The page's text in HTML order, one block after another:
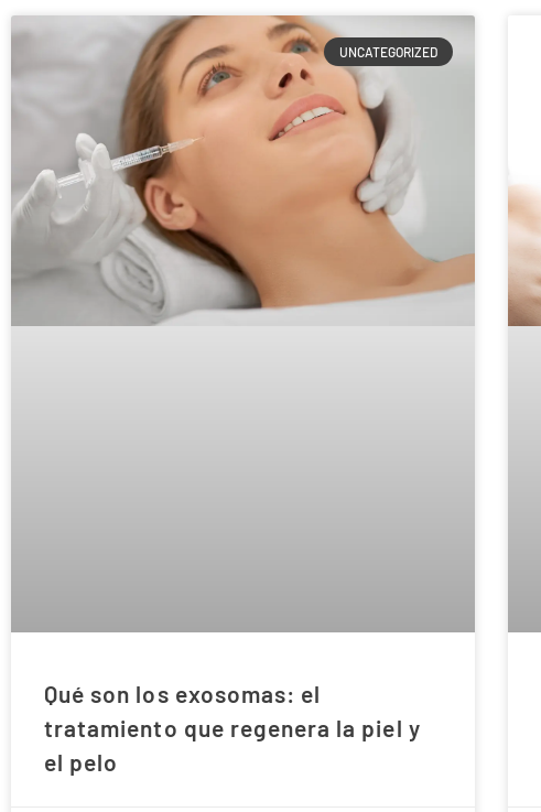
UNCATEGORIZED
Qué son los exosomas: el
tratamiento que regenera la piel y
el pelo